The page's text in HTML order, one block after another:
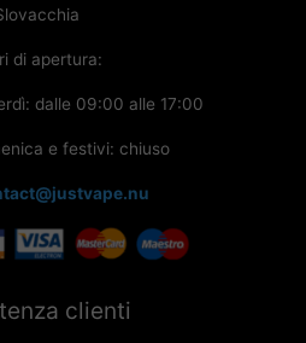
di apertura:
dalle 09:00 alle 17:00
e festivi: chiuso
clienti